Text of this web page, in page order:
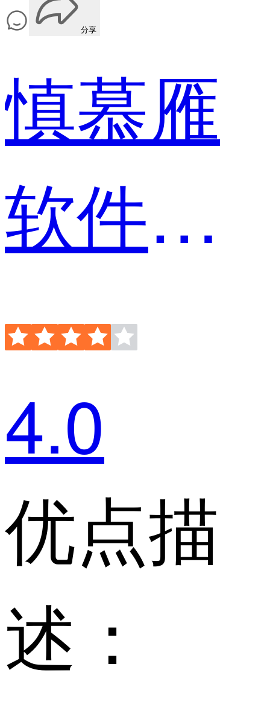
分享
慎慕雁
软件工程师
4.0
优点描
述：